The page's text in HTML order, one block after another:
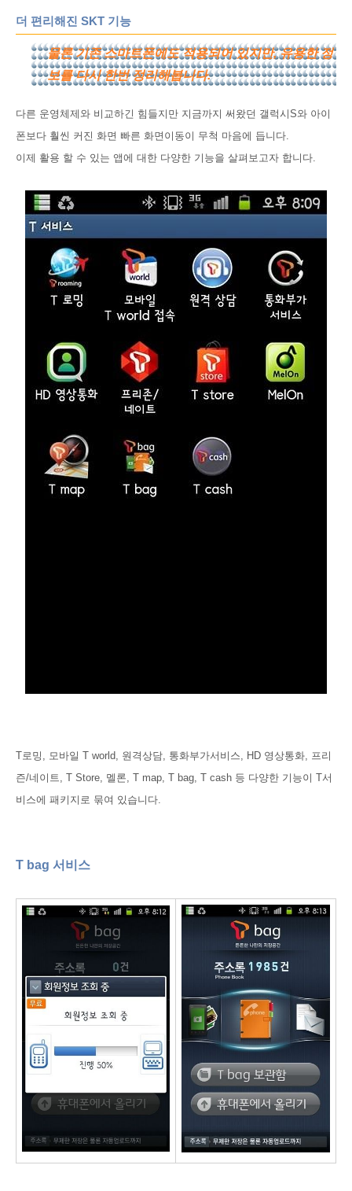
더 편리해진 SKT 기능
물론 기존 스마트폰에도 적용되어 있지만, 유용한 정
보를 다시 한번 정리해봅니다.
다른 운영체제와 비교하긴 힘들지만 지금까지 써왔던 갤럭시S와 아이
폰보다 훨씬 커진 화면 빠른 화면이동이 무척 마음에 듭니다.
이제 활용 할 수 있는 앱에 대한 다양한 기능을 살펴보고자 합니다.
T로밍, 모바일 T world, 원격상담, 통화부가서비스, HD 영상통화, 프리
즌/네이트, T Store, 멜론, T map, T bag, T cash 등 다양한 기능이 T서
비스에 패키지로 묶여 있습니다.
T bag 서비스